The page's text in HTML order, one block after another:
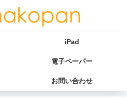
iPad
電子ペーパー
お問い合わせ